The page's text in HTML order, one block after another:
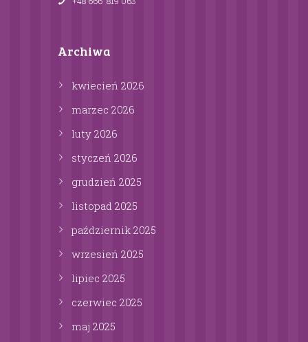
Archiwa
kwiecień 2026
marzec 2026
luty 2026
styczeń 2026
grudzień 2025
listopad 2025
październik 2025
wrzesień 2025
lipiec 2025
czerwiec 2025
maj 2025